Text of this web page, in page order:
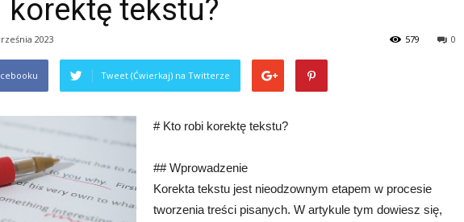
korektę tekstu?
2023 0
579
Tweet (Ćwierkaj) na Twitterze
# Kto robi korektę tekstu?
## Wprowadzenie
Korekta tekstu jest nieodzownym etapem w procesie
tworzenia treści pisanych. W artykule tym dowiesz się,